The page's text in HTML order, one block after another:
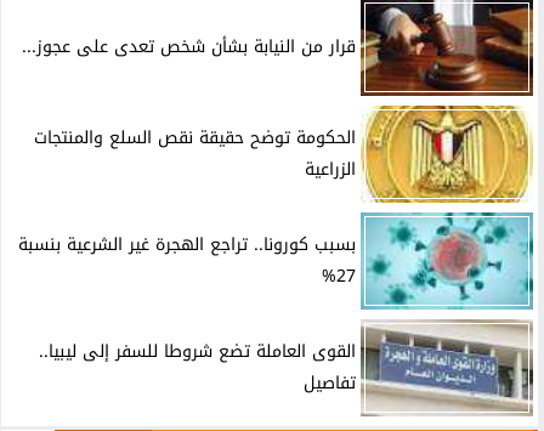
قرار من النيابة بشأن شخص تعدى على عجوز...
الحكومة توضح حقيقة نقص السلع والمنتجات
الزراعية
بسبب كورونا.. تراجع الهجرة غير الشرعية بنسبة
27%
القوى العاملة تضع شروطا للسفر إلى ليبيا..
تفاصيل